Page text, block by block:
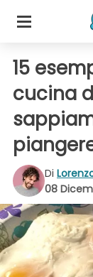
15
cucina
Di
08